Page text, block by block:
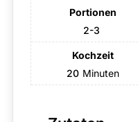
Portionen
2-3
Kochzeit
20 Minuten